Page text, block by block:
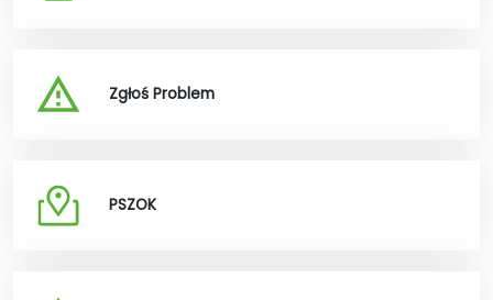
Zgłoś Problem
PSZOK